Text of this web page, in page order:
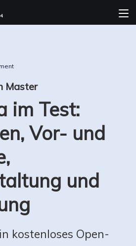
Master
im Test:
Vor- und
und
kostenloses Open-